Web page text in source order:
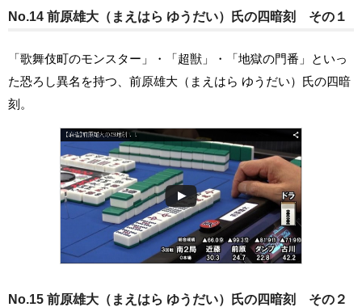
No.14 前原雄大（まえはら ゆうだい）氏の四暗刻 その１
「歌舞伎町のモンスター」・「超獣」・「地獄の門番」といっ
た恐ろし異名を持つ、前原雄大（まえはら ゆうだい）氏の四暗
刻。
No.15 前原雄大（まえはら ゆうだい）氏の四暗刻 その２